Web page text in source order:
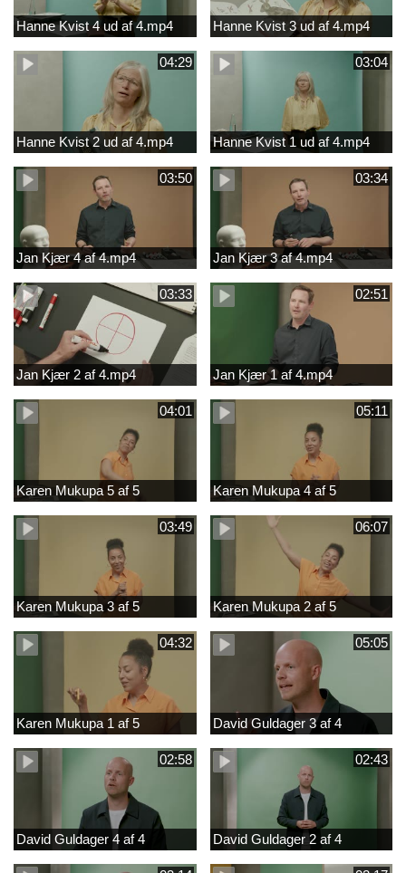
Hanne Kvist 4 ud af 4.mp4 Hanne Kvist 3 ud af 4.mp4
04:29
Hanne Kvist 2 ud af 4.mp4
03:04
Hanne Kvist 1 ud af 4.mp4
03:50
Jan Kjær 4 af 4.mp4
03:34
Jan Kjær 3 af 4.mp4
03:33
Jan Kjær 2 af 4.mp4
02:51
Jan Kjær 1 af 4.mp4
04:01
Karen Mukupa 5 af 5
05:11
Karen Mukupa 4 af 5
03:49
Karen Mukupa 3 af 5
06:07
Karen Mukupa 2 af 5
04:32
Karen Mukupa 1 af 5
05:05
David Guldager 3 af 4
02:58
David Guldager 4 af 4
02:43
David Guldager 2 af 4